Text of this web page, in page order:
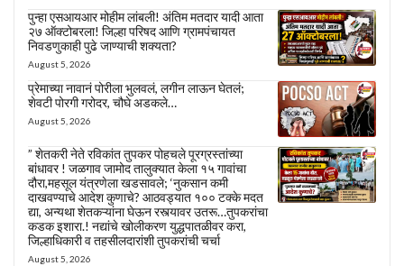
पुन्हा एसआयआर मोहीम लांबली! अंतिम मतदार यादी आता
२७ ऑक्टोबरला! जिल्हा परिषद आणि ग्रामपंचायत
निवडणुकाही पुढे जाण्याची शक्यता?
August 5, 2026
प्रेमाच्या नावानं पोरीला भुलवलं, लगीन लाऊन घेतलं;
शेवटी पोरगी गरोदर, चौघे अडकले…
August 5, 2026
” शेतकरी नेते रविकांत तुपकर पोहचले पूरग्रस्तांच्या
बांधावर ! जळगाव जामोद तालुक्यात केला १५ गावांचा
दौरा,महसूल यंत्रणेला खडसावले; ‘नुकसान कमी
दाखवण्याचे आदेश कुणाचे? आठवड्यात १०० टक्के मदत
द्या, अन्यथा शेतकऱ्यांना घेऊन रस्त्यावर उतरू…तुपकरांचा
कडक इशारा.! नद्यांचे खोलीकरण युद्धपातळीवर करा,
जिल्हाधिकारी व तहसीलदारांशी तुपकरांची चर्चा
August 5, 2026